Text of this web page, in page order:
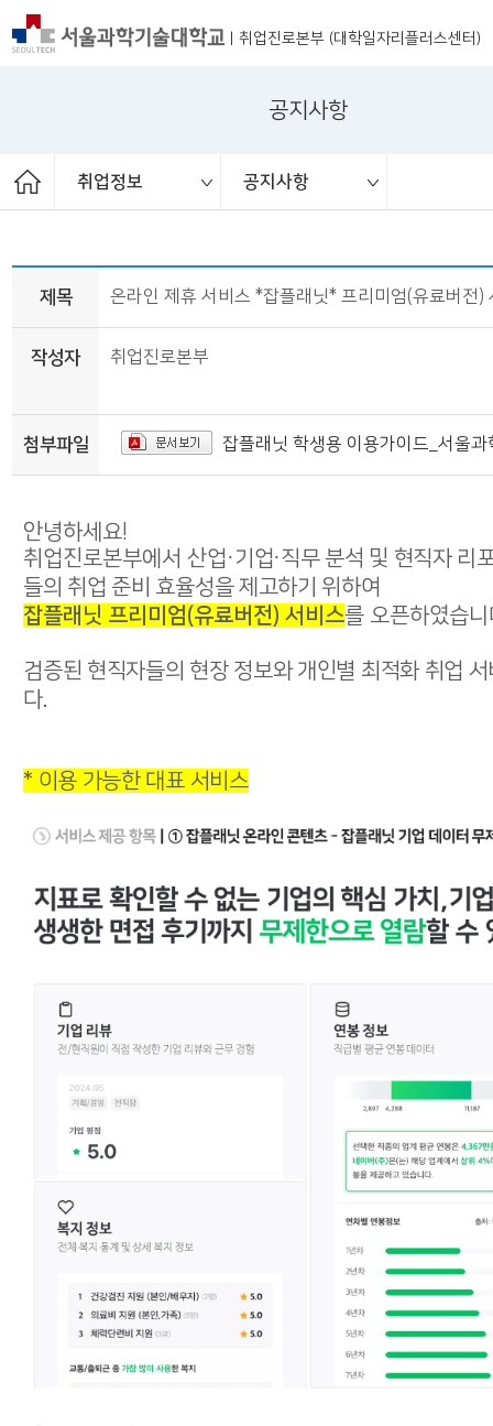
|취업진로본부 (대학일자리플러스센터)
공지사항
취업정보 공지사항
취업상담
프로그램
채용공고
취업정보
ST커리어멘토링
취업진로본부
공지사항
대외활동
청년정책
취업 서포터즈
보도자료
제목 온라인 제휴 서비스 *잡플래닛* 프리미엄(유료버전)
작성자 취업진로본부
첨부파일 잡플래닛 학생용 이용가이드_서울
안녕하세요!
취업진로본부에서 산업·기업·직무 분석 및 현직자 리
들의 취업 준비 효율성을 제고하기 위하여
잡플래닛 프리미엄(유료버전) 서비스를 오픈하였습니
검증된 현직자들의 현장 정보와 개인별 최적화 취업
다.
* 이용 가능한 대표 서비스